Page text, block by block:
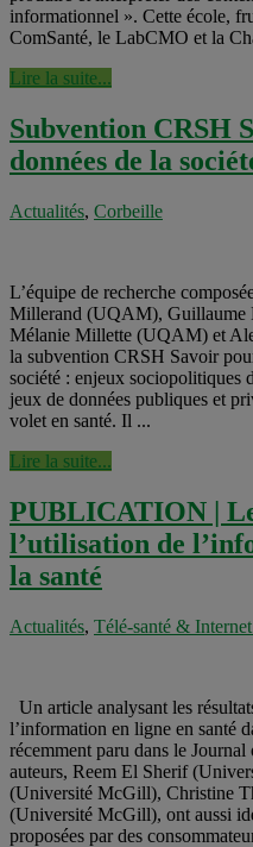
informationnel ». Cette école,
ComSanté, le LabCMO et la
Lire la suite...
Subvention CRSH
données de la
Actualités, Corbeille
L’équipe de recherche
Millerand (UQAM), Guillaume
Mélanie Millette (UQAM) et
la subvention CRSH Savoir
société : enjeux sociopolitiques
jeux de données publiques et
volet en santé. Il ...
Lire la suite...
PUBLICATION |
l’utilisation de
la santé
Actualités, Télé-santé &
Un article analysant les
l’information en ligne en santé
récemment paru dans le
auteurs, Reem El Sherif
(Université McGill), Christine
(Université McGill), ont aussi
proposées par des